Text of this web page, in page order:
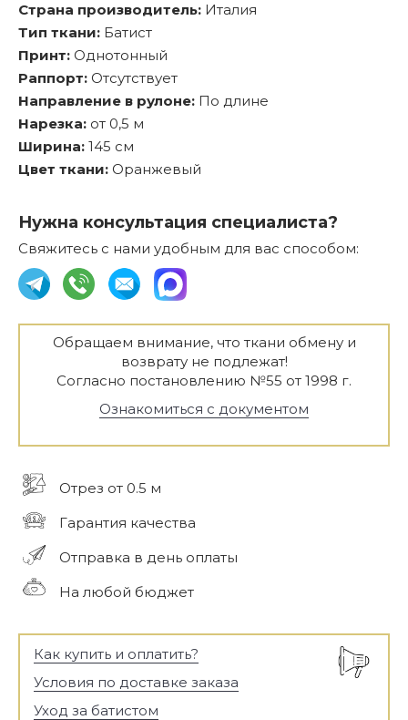
Страна производитель: Италия
Тип ткани: Батист
Принт: Однотонный
Раппорт: Отсутствует
Направление в рулоне: По длине
Нарезка: от 0,5 м
Ширина: 145 см
Цвет ткани: Оранжевый
Нужна консультация специалиста?
Свяжитесь с нами удобным для вас способом:
Обращаем внимание, что ткани обмену и
возврату не подлежат!
Согласно постановлению №55 от 1998 г.
Ознакомиться с документом
Отрез от 0.5 м
Гарантия качества
Отправка в день оплаты
На любой бюджет
Как купить и оплатить?
Условия по доставке заказа
Уход за батистом